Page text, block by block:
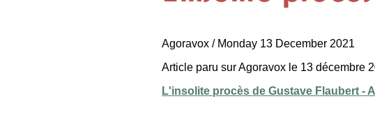
Agoravox / Monday 13 December 2021
Article paru sur Agoravox le 13 décembre
L'insolite procès de Gustave Flaubert -